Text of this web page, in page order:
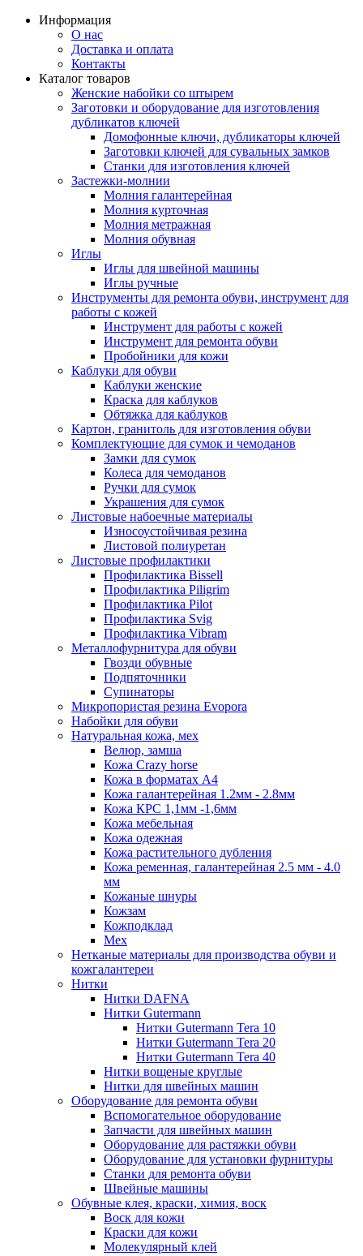
Информация
О нас
Доставка и оплата
Контакты
Каталог товаров
Женские набойки со штырем
Заготовки и оборудование для изготовления
дубликатов ключей
Домофонные ключи, дубликаторы ключей
Заготовки ключей для сувальных замков
Станки для изготовления ключей
Застежки-молнии
Молния галантерейная
Молния курточная
Молния метражная
Молния обувная
Иглы
Иглы для швейной машины
Иглы ручные
Инструменты для ремонта обуви, инструмент для
работы с кожей
Инструмент для работы с кожей
Инструмент для ремонта обуви
Пробойники для кожи
Каблуки для обуви
Каблуки женские
Краска для каблуков
Обтяжка для каблуков
Картон, гранитоль для изготовления обуви
Комплектующие для сумок и чемоданов
Замки для сумок
Колеса для чемоданов
Ручки для сумок
Украшения для сумок
Листовые набоечные материалы
Износоустойчивая резина
Листовой полиуретан
Листовые профилактики
Профилактика Bissell
Профилактика Piligrim
Профилактика Pilot
Профилактика Svig
Профилактика Vibram
Металлофурнитура для обуви
Гвозди обувные
Подпяточники
Супинаторы
Микропористая резина Evopora
Набойки для обуви
Натуральная кожа, мех
Велюр, замша
Кожа Crazy horse
Кожа в форматах А4
Кожа галантерейная 1.2мм - 2.8мм
Кожа КРС 1,1мм -1,6мм
Кожа мебельная
Кожа одежная
Кожа растительного дубления
Кожа ременная, галантерейная 2.5 мм - 4.0
мм
Кожаные шнуры
Кожзам
Кожподклад
Мех
Нетканые материалы для производства обуви и
кожгалантереи
Нитки
Нитки DAFNA
Нитки Gutermann
Нитки Gutermann Tera 10
Нитки Gutermann Tera 20
Нитки Gutermann Tera 40
Нитки вощеные круглые
Нитки для швейных машин
Оборудование для ремонта обуви
Вспомогательное оборудование
Запчасти для швейных машин
Оборудование для растяжки обуви
Оборудование для установки фурнитуры
Станки для ремонта обуви
Швейные машины
Обувные клея, краски, химия, воск
Воск для кожи
Краски для кожи
Молекулярный клей